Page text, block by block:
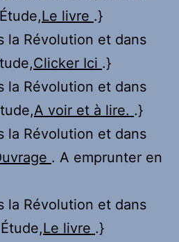
Le livre .}
la Révolution et dans
Clicker Ici .}
la Révolution et dans
A voir et à lire. .}
la Révolution et dans
. A emprunter en
la Révolution et dans
Le livre .}